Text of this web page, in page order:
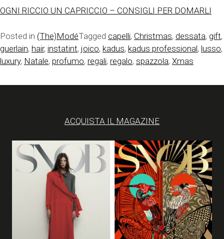
OGNI RICCIO UN CAPRICCIO – CONSIGLI PER DOMARLI
Posted in (The)ModéTagged capelli, Christmas, dessata, gift,
guerlain, hair, instatint, joico, kadus, kadus professional, lusso,
luxury, Natale, profumo, regali, regalo, spazzola, Xmas
ACQUISTA IL MAGAZINE